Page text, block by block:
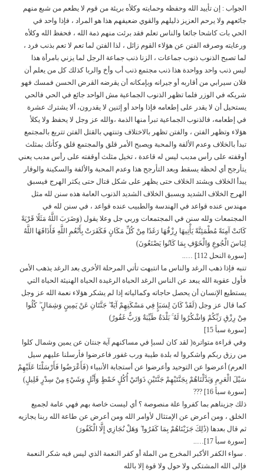
الجواب : إن تأييد الله وحفظه وحمايته وكلأه بريئة من قوم لا يطعم من شبع منهم
جائعهم ولا يرحم العزيز ذليلهم والقوي ضعيفهم هذا هو المراد ، فإذا واحد في
الحي بات كاشحا جائعا والناس تعلم فقد برئت منهم ذمة الله ، فحفظ الله وكلأه
ورعايته وصرفه الفتن عن هؤلاء القوم زائل ، لذا الفتن لما تعم لا تعم بذنب فرد ،
لما تصبح الذنوب ذنوب جماعات ، الزنا ذنب جماعة الرجل لما يزني بامرأة هذا
ليس ذنب واحد وواحدة هذا ذنب مجتمع ذنب أب وأخ والربا كذلك كل من يعلم أن
فلان سيرابي من أقاربه أو جيرانه وبإمكانه أن يقرضه القرض الحسن فمسك فهو
شريكه في الوزر فلما تظهر الذنوب الجماعية مش الواحد جائع في الحي فالحي
يستحيل أن لا يقدر على إطعامه فإذا واحد أو إثنين لا يقدرون، ألا يشترك عشرة
في إطعامه، فالذنوب الجماعية تبرأ منها الذمة ،والله عز وجل لا يحفظ ولا يكلأ
هؤلاء وتظهر الفتن ، والفتن تظهر بالاختلاف وتنتهي بالقتل الفتن تتربع بالمجتمع
تبدأ بالخلاف وعدم الألفة والمحبة ويصبح الأمر قلق والمجتمع قلق وكأنك بمثلث
أوقفته على رأس مدبب ليس له قاعدة ، تخيل مثلث أوقفته على رأس مدبب يعني
يتأرجح أي لحظة يسقط وبعد التأرجح هذا وعدم المحبة والألفة والسكينة والوقار
يبدأ الخلاف ويشتد الخلاف حتى يظهر على شكل قتال حتى يكثر الهرج فيسبق
الهرج الخلاف الشديد ويسبق الخلاف الشديد الذنوب العامة هذه سنن لله مثل
مهندس عنده قواعد في الهندسة والطبيب عنده قواعد ، في سنن لله في
المجتمعات ولله سنن في المجتمعات وربي جل وعلا يقول (وَضَرَبَ اللَّهُ مَثَلًا قَرْيَةً
كَانَتْ آمِنَةً مُطْمَئِنَّةً يَأْتِيهَا رِزْقُهَا رَغَدًا مِنْ كُلِّ مَكَانٍ فَكَفَرَتْ بِأَنْعُمِ اللَّهِ فَأَذَاقَهَا اللَّهُ
لِبَاسَ الْجُوعِ وَالْخَوْفِ بِمَا كَانُوا يَصْنَعُونَ)
[سورة النحل 112] …..
تنبه فإذا ذهب الرغد والناس ما انتبهت تأتي المرحلة الأخرى بعد الرغد يذهب الأمن
فأول عقوبة الله يبعد عن الناس الرغد الحياة الرغيدة الحياة الهنيئة الحياة التي
يستطيع الإنسان أن يحصل حاجاته وكمالياته إذا لم يشكر هؤلاء نعمة الله عز وجل
كما قال عز وجل (لَقَدْ كَانَ لِسَبَإٍ فِي مَسْكَنِهِمْ آيَةٌ ۖ جَنَّتَانِ عَنْ يَمِينٍ وَشِمَالٍ ۖ كُلُوا
مِنْ رِزْقِ رَبِّكُمْ وَاشْكُرُوا لَهُ ۚ بَلْدَةٌ طَيِّبَةٌ وَرَبٌّ غَفُورٌ)
[سورة سبأ 15]
وفي قراءة متواترة( لقد كان لسبإ في مساكنهم آية جنتان عن يمين وشمال كلوا
من رزق ربكم واشكروا له بلدة طيبة ورب غفور فاعرضوا فأرسلنا عليهم سيل
العرم) أعرضوا عن التوحيد وأعرضوا عن أستجابة الأنبياء (فَأَعْرَضُوا فَأَرْسَلْنَا عَلَيْهِمْ
سَيْلَ الْعَرِمِ وَبَدَّلْنَاهُمْ بِجَنَّتَيْهِمْ جَنَّتَيْنِ ذَوَاتَيْ أُكُلٍ خَمْطٍ وَأَثْلٍ وَشَيْءٍ مِنْ سِدْرٍ قَلِيلٍ)
[سورة سبأ 16] ???
ذلك جزيناهم بما كفروا علة منصوصة ؟ أي ليست خاصة بهم فهي عامة لجميع
الخلق ، ومن أعرض عن الإمتثال لأوامر الله ومن أعرض عن طاعة الله ربنا يجازيه
ثم قال بعدها (ذَٰلِكَ جَزَيْنَاهُمْ بِمَا كَفَرُوا ۖ وَهَلْ نُجَازِي إِلَّا الْكَفُورَ)
[سورة سبأ 17]…..
. سواء الكفر الأكبر المخرج من الملة أو كفر النعمة الذي ليس فيه شكر النعمة
فإلى الله المشتكى ولا حول ولا قوة إلا بالله